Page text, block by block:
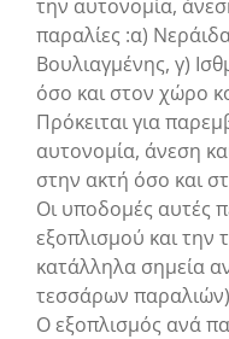
την αυτονομία,
παραλίες :α)
Βουλιαγμένης, γ)
όσο και στον χώρο
Πρόκειται για
αυτονομία, άνεση
στην ακτή όσο και
Οι υποδομές αυτές
εξοπλισμού και την
κατάλληλα σημεία
τεσσάρων
Ο εξοπλισμός ανά